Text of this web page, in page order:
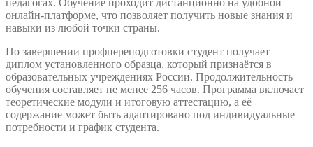
педагогах. Обучение проходит дистанционно на удобной
онлайн-платформе, что позволяет получить новые знания и
навыки из любой точки страны.
По завершении профпереподготовки студент получает
диплом установленного образца, который признаётся в
образовательных учреждениях России. Продолжительность
обучения составляет не менее 256 часов. Программа включает
теоретические модули и итоговую аттестацию, а её
содержание может быть адаптировано под индивидуальные
потребности и график студента.